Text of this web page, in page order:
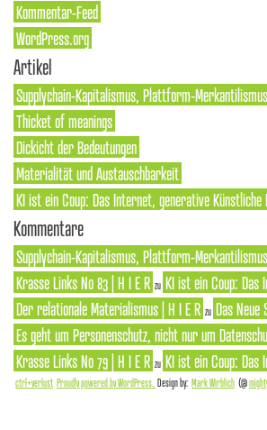
Kommentar-Feed
WordPress.org
Artikel
Supplychain-Kapitalismus, Plattform-
Thicket of meanings
Dickicht der Bedeutungen
Materialität und Austauschbarkeit
KI ist ein Coup: Das Internet, generative
Kommentare
Supplychain-Kapitalismus, Plattform-
Krasse Links No 83 | H I E R zu KI ist ein Coup: Das
Der relationale Materialismus | H I E R zu Das
Es geht um Personenschutz, nicht nur um
Krasse Links No 79 | H I E R zu KI ist ein Coup: Das
ctrl+verlust Proudly powered by WordPress. Design by: Mark Wirblich (@